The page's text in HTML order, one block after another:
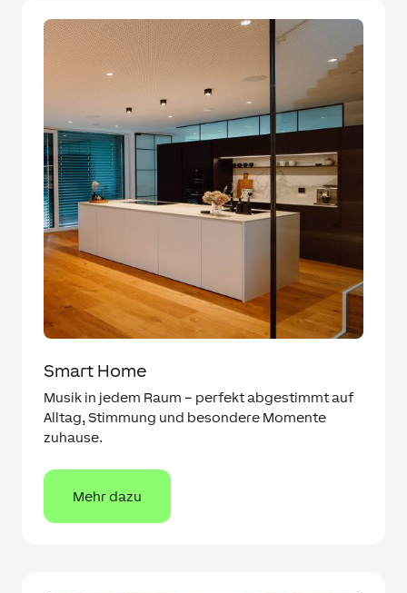
Smart Home
Musik in jedem Raum – perfekt abgestimmt auf
Alltag, Stimmung und besondere Momente
zuhause.
Mehr dazu